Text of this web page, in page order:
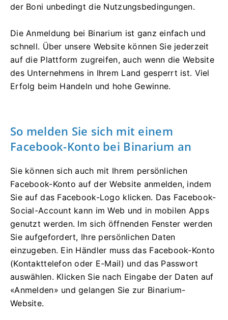
der Boni unbedingt die Nutzungsbedingungen.
Die Anmeldung bei Binarium ist ganz einfach und
schnell. Über unsere Website können Sie jederzeit
auf die Plattform zugreifen, auch wenn die Website
des Unternehmens in Ihrem Land gesperrt ist. Viel
Erfolg beim Handeln und hohe Gewinne.
So melden Sie sich mit einem
Facebook-Konto bei Binarium an
Sie können sich auch mit Ihrem persönlichen
Facebook-Konto auf der Website anmelden, indem
Sie auf das Facebook-Logo klicken. Das Facebook-
Social-Account kann im Web und in mobilen Apps
genutzt werden. Im sich öffnenden Fenster werden
Sie aufgefordert, Ihre persönlichen Daten
einzugeben. Ein Händler muss das Facebook-Konto
(Kontakttelefon oder E-Mail) und das Passwort
auswählen. Klicken Sie nach Eingabe der Daten auf
«Anmelden» und gelangen Sie zur Binarium-
Website.